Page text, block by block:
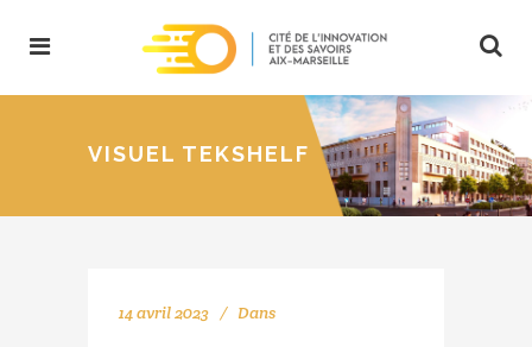
VISUEL TEKSHELF
14 avril 2023 Dans